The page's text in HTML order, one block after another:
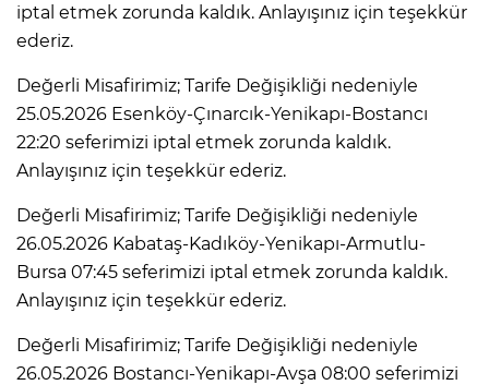
iptal etmek zorunda kaldık. Anlayışınız için teşekkür
ederiz.
Değerli Misafirimiz; Tarife Değişikliği nedeniyle
25.05.2026 Esenköy-Çınarcık-Yenikapı-Bostancı
22:20 seferimizi iptal etmek zorunda kaldık.
Anlayışınız için teşekkür ederiz.
Değerli Misafirimiz; Tarife Değişikliği nedeniyle
26.05.2026 Kabataş-Kadıköy-Yenikapı-Armutlu-
Bursa 07:45 seferimizi iptal etmek zorunda kaldık.
Anlayışınız için teşekkür ederiz.
Değerli Misafirimiz; Tarife Değişikliği nedeniyle
26.05.2026 Bostancı-Yenikapı-Avşa 08:00 seferimizi